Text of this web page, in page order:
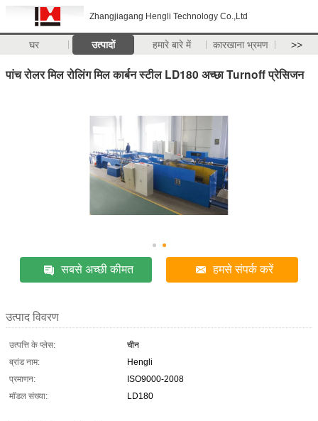
Zhangjiagang Hengli Technology Co.,Ltd
घर उत्पादों हमारे बारे में कारखाना भ्रमण >>
पांच रोलर मिल रोलिंग मिल कार्बन स्टील LD180 अच्छा Turnoff प्रेसिजन
सबसे अच्छी कीमत हमसे संपर्क करें
उत्पाद विवरण
उत्पत्ति के प्लेस:
चीन
ब्रांड नाम:
Hengli
प्रमाणन:
ISO9000-2008
मॉडल संख्या:
LD180